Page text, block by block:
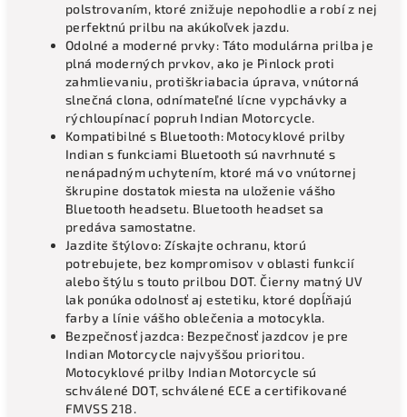
polstrovaním, ktoré znižuje nepohodlie a robí z nej
perfektnú prilbu na akúkoľvek jazdu.
Odolné a moderné prvky: Táto modulárna prilba je
plná moderných prvkov, ako je Pinlock proti
zahmlievaniu, protiškriabacia úprava, vnútorná
slnečná clona, ​​odnímateľné lícne vypchávky a
rýchloupínací popruh Indian Motorcycle.
Kompatibilné s Bluetooth: Motocyklové prilby
Indian s funkciami Bluetooth sú navrhnuté s
nenápadným uchytením, ktoré má vo vnútornej
škrupine dostatok miesta na uloženie vášho
Bluetooth headsetu. Bluetooth headset sa
predáva samostatne.
Jazdite štýlovo: Získajte ochranu, ktorú
potrebujete, bez kompromisov v oblasti funkcií
alebo štýlu s touto prilbou DOT. Čierny matný UV
lak ponúka odolnosť aj estetiku, ktoré dopĺňajú
farby a línie vášho oblečenia a motocykla.
Bezpečnosť jazdca: Bezpečnosť jazdcov je pre
Indian Motorcycle najvyššou prioritou.
Motocyklové prilby Indian Motorcycle sú
schválené DOT, schválené ECE a certifikované
FMVSS 218.